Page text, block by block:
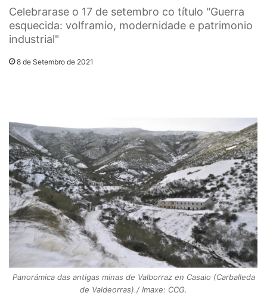
Celebrarase o 17 de setembro co título "Guerra
esquecida: volframio, modernidade e patrimonio
industrial"
8 de Setembro de 2021
Panorámica das antigas minas de Valborraz en Casaio (Carballeda
de Valdeorras)./ Imaxe: CCG.